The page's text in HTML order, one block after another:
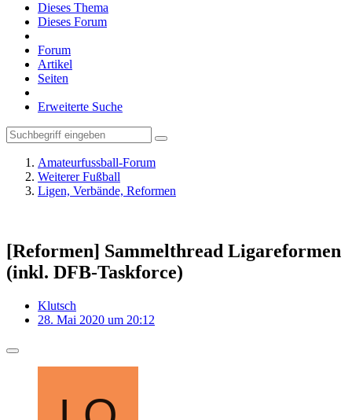
Dieses Thema
Dieses Forum
Forum
Artikel
Seiten
Erweiterte Suche
Amateurfussball-Forum
Weiterer Fußball
Ligen, Verbände, Reformen
[Reformen] Sammelthread Ligareformen
(inkl. DFB-Taskforce)
Klutsch
28. Mai 2020 um 20:12